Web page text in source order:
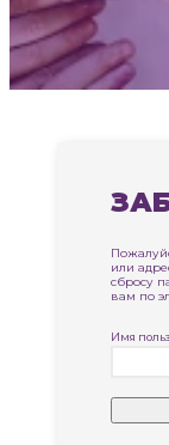
или
сбросу
вам по
Имя